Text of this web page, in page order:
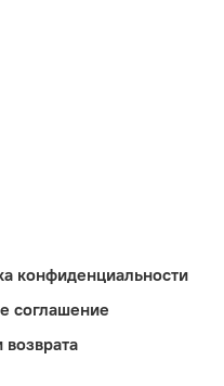
конфиденциальности
соглашение